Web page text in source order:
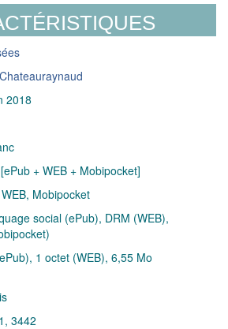
2018
+ WEB + Mobipocket]
Mobipocket
social (ePub), DRM (WEB),
1 octet (WEB), 6,55 Mo
3442